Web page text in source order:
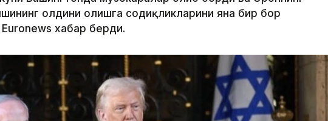
олдини олишга содиқликларини яна бир бор
хабар берди.